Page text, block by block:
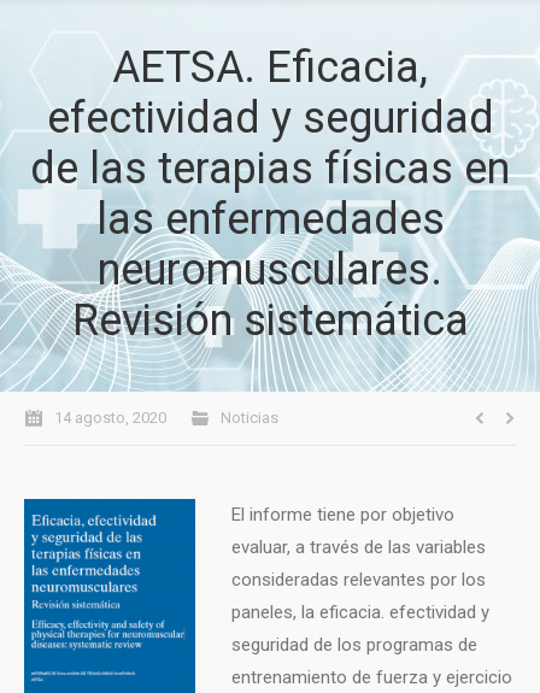
AETSA. Eficacia,
efectividad y seguridad
de las terapias físicas en
las enfermedades
neuromusculares.
Revisión sistemática
14 agosto, 2020 Noticias
El informe tiene por objetivo
evaluar, a través de las variables
consideradas relevantes por los
paneles, la eficacia. efectividad y
seguridad de los programas de
entrenamiento de fuerza y ejercicio